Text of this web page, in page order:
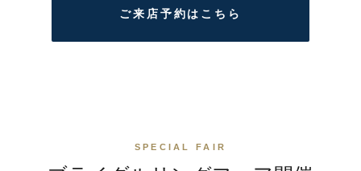
ご来店予約はこちら
SPECIAL FAIR